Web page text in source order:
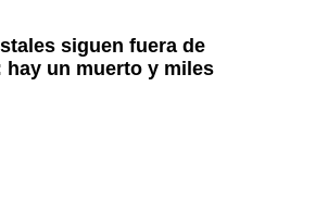
siguen fuera de
hay un muerto y miles